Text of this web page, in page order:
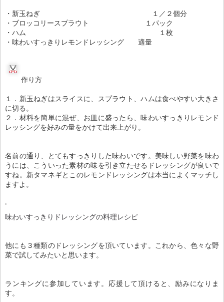
・新玉ねぎ １／２個分
・ブロッコリースプラウト １パック
・ハム １枚
・味わいすっきりレモンドレッシング 適量
作り方
１．新玉ねぎはスライスに、スプラウト、ハムは食べやすい大きさ
に切る。
２．材料を簡単に混ぜ、お皿に盛ったら、味わいすっきりレモンド
レッシングを好みの量をかけて出来上がり。
名前の通り、とてもすっきりした味わいです。美味しい野菜を味わ
うには、こういった素材の味を引き立たせるドレッシングが良いで
すね。新タマネギとこのレモンドレッシングは本当によくマッチし
ますよ。
味わいすっきりドレッシングの料理レシピ
他にも３種類のドレッシングを頂いています。これから、色々な野
菜で試してみたいと思います。
ランキングに参加しています。応援して頂けると、励みになりま
す。